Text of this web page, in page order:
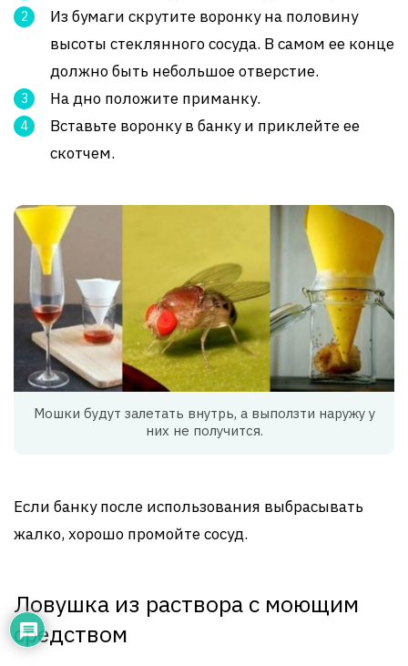
Из бумаги скрутите воронку на половину
высоты стеклянного сосуда. В самом ее конце
должно быть небольшое отверстие.
На дно положите приманку.
Вставьте воронку в банку и приклейте ее
скотчем.
Мошки будут залетать внутрь, а выползти наружу у
них не получится.
Если банку после использования выбрасывать
жалко, хорошо промойте сосуд.
Ловушка из раствора с моющим
средством